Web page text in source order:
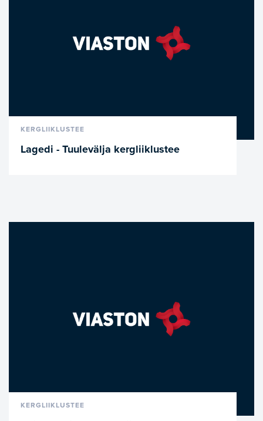
KERGLIIKLUSTEE
Lagedi - Tuulevälja kergliiklustee
KERGLIIKLUSTEE